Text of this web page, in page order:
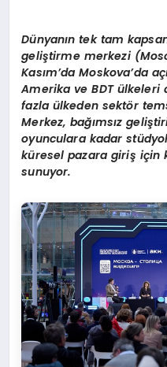
Dünyanın tek tam
geliştirme merkezi
Kasım’da Moskova’da a
Amerika ve BDT ülkeleri
fazla ülkeden sektör
Merkez, bağımsız
oyunculara kadar
küresel pazara giriş için
sunuyor.